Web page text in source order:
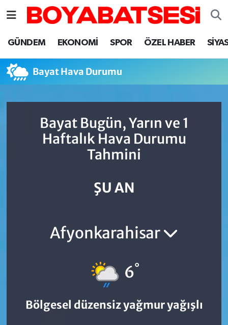
GÜNDEM EKONOMİ SPOR ÖZEL HABER
Bayat Hava Durumu
Bayat Bugün, Yarın ve 1
Haftalık Hava Durumu
Tahmini
ŞU AN
Afyonkarahisar
6°
Bölgesel düzensiz yağmur yağışlı
Sinop Nöbetçi Eczaneler
Sinop Trafik Yoğunluk Haritası
Süper Lig Puan Durumu ve Fikstür
Son Dakika Haberleri